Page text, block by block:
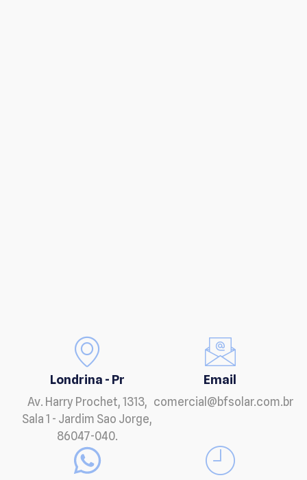
Londrina - Pr
Av. Harry Prochet, 1313,
Sala 1 - Jardim Sao Jorge,
86047-040.
Email
comercial@bfsolar.com.br